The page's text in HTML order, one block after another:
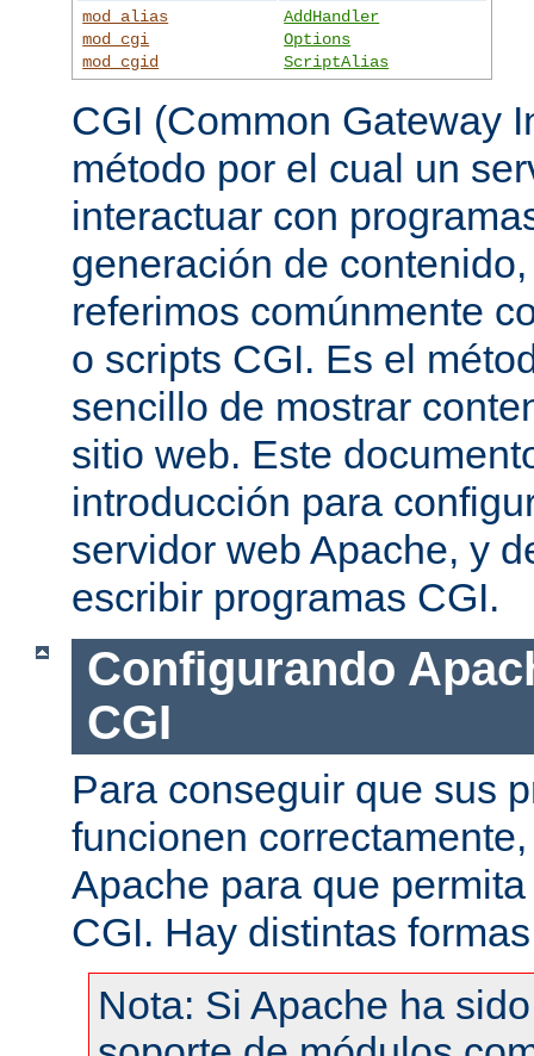
mod_alias
mod_cgi
mod_cgid
AddHandler
Options
ScriptAlias
CGI (Common Gateway
método por el cual un
interactuar con
generación de
referimos comúnmente
o scripts CGI. Es el
sencillo de mostrar
sitio web. Este
introducción para
servidor web Apache, y
escribir programas CGI.
Configurando
CGI
Para conseguir que sus
funcionen
Apache para que
CGI. Hay distintas
Nota: Si Apache ha